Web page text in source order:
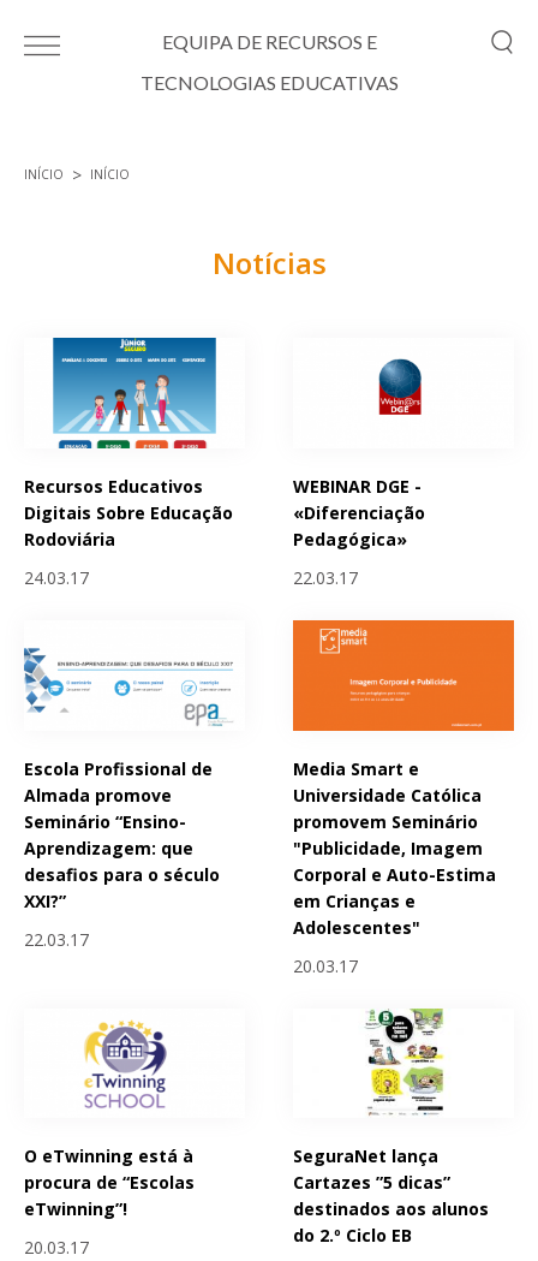
EQUIPA DE RECURSOS E
TECNOLOGIAS EDUCATIVAS
INÍCIO INÍCIO
Notícias
Recursos Educativos
Digitais Sobre Educação
Rodoviária
24.03.17
WEBINAR DGE -
«Diferenciação
Pedagógica»
22.03.17
Escola Profissional de
Almada promove
Seminário “Ensino-
Aprendizagem: que
desafios para o século
XXI?”
22.03.17
Media Smart e
Universidade Católica
promovem Seminário
"Publicidade, Imagem
Corporal e Auto-Estima
em Crianças e
Adolescentes"
20.03.17
O eTwinning está à
procura de “Escolas
eTwinning”!
20.03.17
SeguraNet lança
Cartazes ”5 dicas”
destinados aos alunos
do 2.º Ciclo EB
Páginas